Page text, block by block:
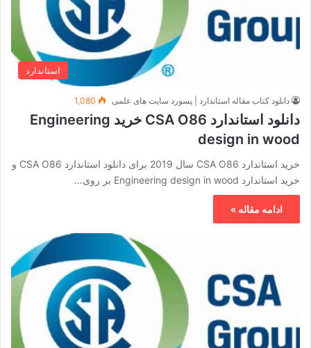
استاندارد
دانلود کتاب مقاله استاندارد | پسورد سایت های علمی 1,080
دانلود استاندارد CSA O86 خرید Engineering
design in wood
خرید استاندارد CSA O86 سال 2019 برای دانلود استاندارد CSA O86 و
خرید استاندارد Engineering design in wood بر روی…
ادامه مقاله »